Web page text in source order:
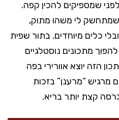
שמספיקים להכין קפה.
לי משהו מתוק,
כלים מיוחדים. בתור שפית
מתכונים נוסטלגיים
הזה יוצא אוורירי בפה
מרגיש “מרענן” בזכות
קצת יותר בריא.